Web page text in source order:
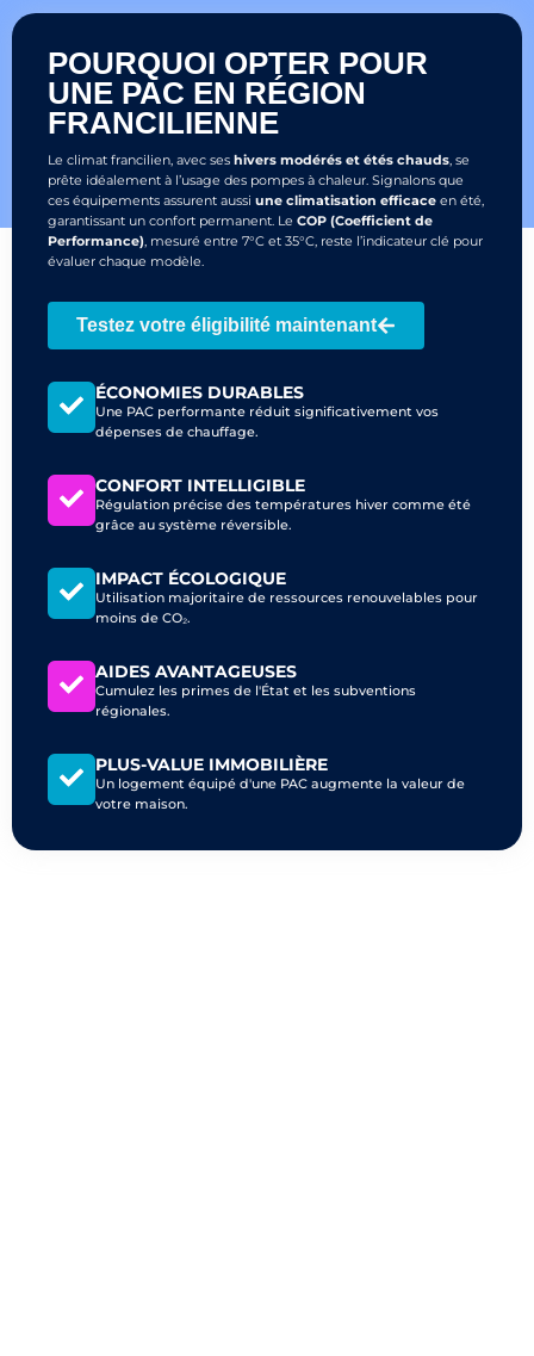
POURQUOI OPTER POUR
UNE PAC EN RÉGION
FRANCILIENNE
Le climat francilien, avec ses hivers modérés et étés chauds, se
prête idéalement à l’usage des pompes à chaleur. Signalons que
ces équipements assurent aussi une climatisation efficace en été,
garantissant un confort permanent. Le COP (Coefficient de
Performance), mesuré entre 7°C et 35°C, reste l’indicateur clé pour
évaluer chaque modèle.
Testez votre éligibilité maintenant
ÉCONOMIES DURABLES
Une PAC performante réduit significativement vos
dépenses de chauffage.
CONFORT INTELLIGIBLE
Régulation précise des températures hiver comme été
grâce au système réversible.
IMPACT ÉCOLOGIQUE
Utilisation majoritaire de ressources renouvelables pour
moins de CO₂.
AIDES AVANTAGEUSES
Cumulez les primes de l'État et les subventions
régionales.
PLUS-VALUE IMMOBILIÈRE
Un logement équipé d'une PAC augmente la valeur de
votre maison.